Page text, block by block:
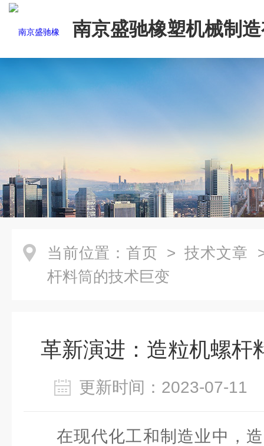
南京盛驰橡塑机械制
司
当前位置： 首页 > 技术文章
杆料筒的技术巨变
革新演进：造粒机螺杆
更新时间：2023-07-
在现代化工和制造业中，